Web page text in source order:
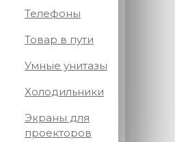
Телефоны
Товар в пути
Умные унитазы
Холодильники
Экраны для
проекторов